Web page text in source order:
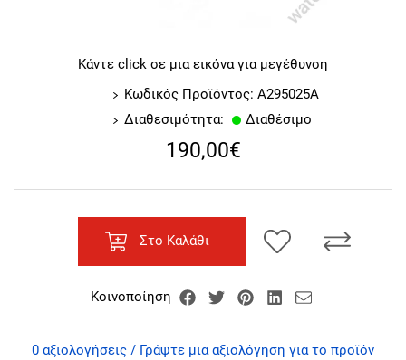
Κάντε click σε μια εικόνα για μεγέθυνση
Κωδικός Προϊόντος: A295025A
Διαθεσιμότητα:
Διαθέσιμο
190,00€
Στο Καλάθι
Κοινοποίηση
0 αξιολογήσεις / Γράψτε μια αξιολόγηση για το προϊόν